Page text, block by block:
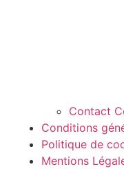
Contact
Conditions
Politique de
Mentions